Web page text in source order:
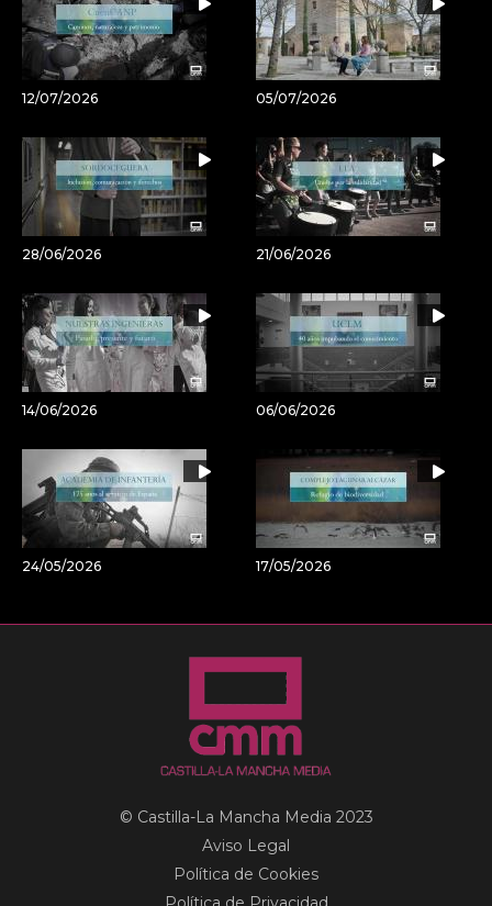
12/07/2026 05/07/2026
28/06/2026 21/06/2026
14/06/2026 06/06/2026
24/05/2026 17/05/2026
© Castilla-La Mancha Media 2023
Aviso Legal
Política de Cookies